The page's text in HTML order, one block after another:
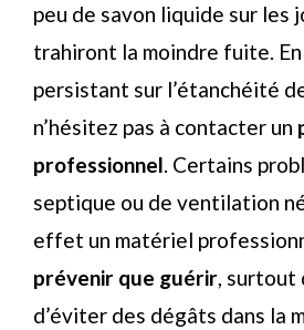
peu de savon liquide sur les
trahiront la moindre fuite.
persistant sur l’étanchéité
n’hésitez pas à contacter un
professionnel. Certains
septique ou de ventilation
effet un matériel
prévenir que guérir, surtout
d’éviter des dégâts dans la